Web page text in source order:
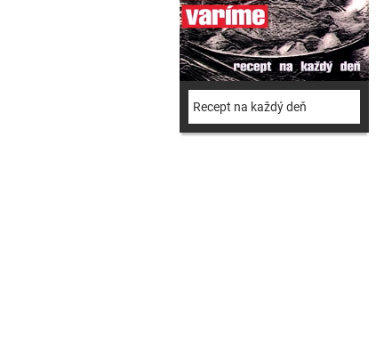
Recept na každý deň